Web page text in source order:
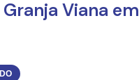
Viana em